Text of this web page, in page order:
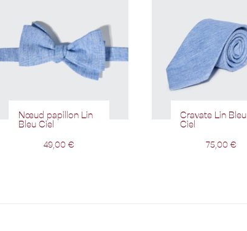
Nœud papillon Lin
Bleu Ciel
49,00 €
Cravate Lin Bleu
Ciel
75,00 €